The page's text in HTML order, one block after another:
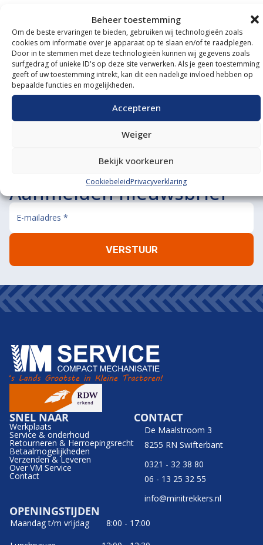
Beheer toestemming
Om de beste ervaringen te bieden, gebruiken wij technologieën zoals
cookies om informatie over je apparaat op te slaan en/of te raadplegen.
Door in te stemmen met deze technologieën kunnen wij gegevens zoals
surfgedrag of unieke ID's op deze site verwerken. Als je geen toestemming
geeft of uw toestemming intrekt, kan dit een nadelige invloed hebben op
bepaalde functies en mogelijkheden.
Accepteren
Weiger
Bekijk voorkeuren
CookiebeleidPrivacyverklaring
Onze showroom
bezoeken?
De koffie staat klaar!
BEL ONS MAIL ONS
Aanmelden nieuwsbrief
SNEL NAAR
Werkplaats
Service & onderhoud
Retourneren & Herroepingsrecht
Betaalmogelijkheden
Verzenden & Leveren
Over VM Service
Contact
CONTACT
De Maalstroom 3
8255 RN Swifterbant
0321 - 32 38 80
06 - 13 25 32 55
info@minitrekkers.nl
OPENINGSTIJDEN
Maandag t/m vrijdag
8:00 - 17:00